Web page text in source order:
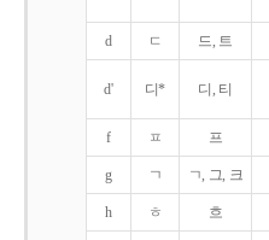
d ㄷ 드, 트
d' 디* 디, 티
f ㅍ 프
g ㄱ ㄱ, 그, 크
h ㅎ 흐